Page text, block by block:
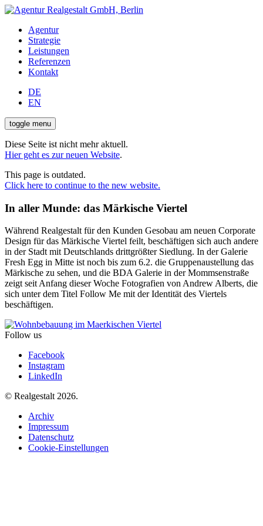
Agentur
Strategie
Leistungen
Referenzen
Kontakt
DE
EN
toggle menu
Diese Seite ist nicht mehr aktuell.
Hier geht es zur neuen Website.
This page is outdated.
Click here to continue to the new website.
In aller Munde: das Märkische Viertel
Während Realgestalt für den Kunden Gesobau am neuen Corporate
Design für das Märkische Viertel feilt, beschäftigen sich auch andere
in der Stadt mit Deutschlands drittgrößter Siedlung. In der Galerie
Fresh Egg in Mitte ist noch bis zum 6.2. die Gruppenaustellung das
Märkische zu sehen, und die BDA Galerie in der Mommsenstraße
zeigt seit Anfang dieser Woche Fotografien von Andrew Alberts, die
sich unter dem Titel Follow Me mit der Identität des Viertels
beschäftigen.
Follow us
Facebook
Instagram
LinkedIn
© Realgestalt 2026.
Archiv
Impressum
Datenschutz
Cookie-Einstellungen